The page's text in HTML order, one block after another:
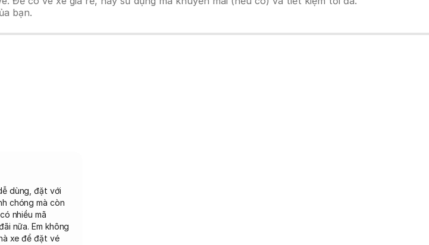
bạn.
dùng, đặt với
chóng mà còn
nhiều mã
nữa. Em không
xe để đặt vé